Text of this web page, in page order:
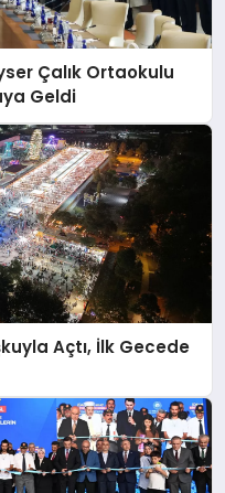
Çalık Ortaokulu
Geldi
Açtı, İlk Gecede